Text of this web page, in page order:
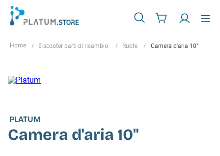
E-scooter parti di ricambio Ruote Camera d'aria 10"
PLATUM
Camera d'aria 10"